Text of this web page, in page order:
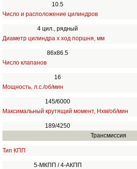
10.5
Число и расположение цилиндров
4 цил., рядный
Диаметр цилиндра х ход поршня, мм
86х86.5
Число клапанов
16
Мощность, л.с./об/мин
145/6000
Максимальный крутящий момент, Нхм/об/мин
189/4250
Трансмиссия
Тип КПП
5-МКПП / 4-АКПП